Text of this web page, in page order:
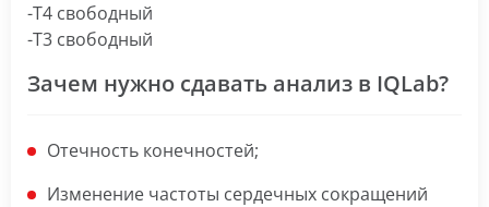
-Т4 свободный
-Т3 свободный
Зачем нужно сдавать анализ в IQLab?
Отечность конечностей;
Изменение частоты сердечных сокращений